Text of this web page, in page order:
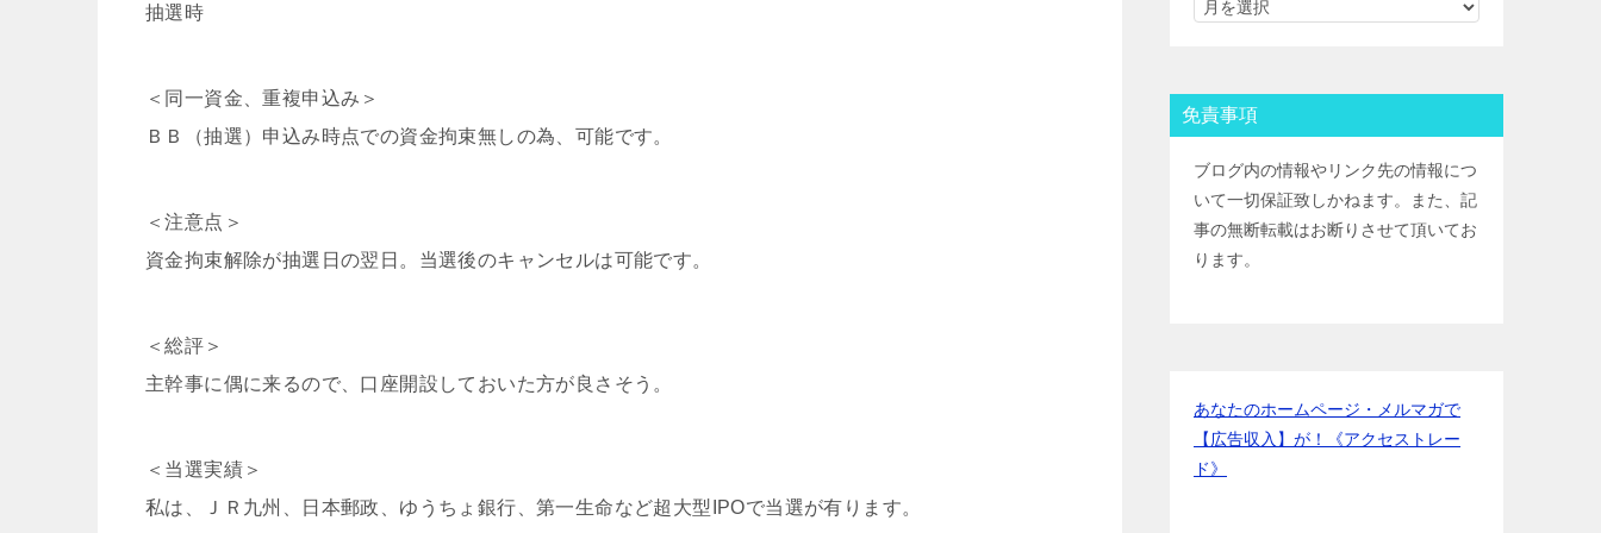
抽選時
＜同一資金、重複申込み＞
ＢＢ（抽選）申込み時点での資金拘束無しの為、可能です。
＜注意点＞
資金拘束解除が抽選日の翌日。当選後のキャンセルは可能です。
＜総評＞
主幹事に偶に来るので、口座開設しておいた方が良さそう。
＜当選実績＞
私は、ＪＲ九州、日本郵政、ゆうちょ銀行、第一生命など超大型IPOで当選が有ります。
ＳＭＢＣ日興証券
岡三証券IPOﾙｰﾙ
ＧＭＯクリック証券
チ・エス証券) IPOﾙｰﾙ
アイザワ証券IPOﾙｰﾙ
むさし証券IPOﾙｰﾙ
マネックス証券
免責事項
ブログ内の情報やリンク先の情報につ
いて一切保証致しかねます。また、記
事の無断転載はお断りさせて頂いてお
ります。
あなたのホームページ・メルマガで
【広告収入】が！《アクセストレー
ド》